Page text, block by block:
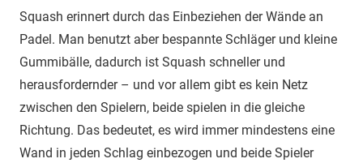
Squash erinnert durch das Einbeziehen der Wände an
Padel. Man benutzt aber bespannte Schläger und kleine
Gummibälle, dadurch ist Squash schneller und
herausfordernder – und vor allem gibt es kein Netz
zwischen den Spielern, beide spielen in die gleiche
Richtung. Das bedeutet, es wird immer mindestens eine
Wand in jeden Schlag einbezogen und beide Spieler